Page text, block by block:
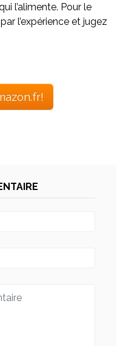
l’alimente. Pour le
l’expérience et jugez